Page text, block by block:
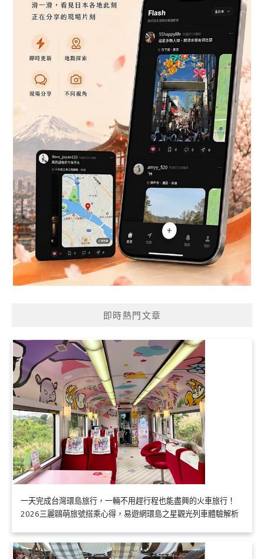
即時熱門文章
一天完成台灣環島旅行，一輛不用趕行程也能盡興的火車旅行！
2026三麗鷗萌旅號搭乘心得，易遊網環島之星觀光列車體驗解析